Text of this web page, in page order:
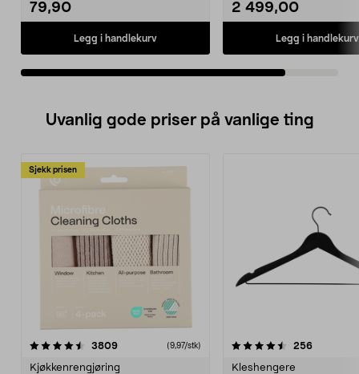
79,90
Legg i handlekurv
2 499,00
Legg i handlekurv
Uvanlig gode priser på vanlige ting
Sjekk prisen
3809anmeldelser(9,97/stk)
Kjøkkenrengjøring
4.5av 5 stjerner 256
Kleshengere
4.5av 5 stjerner